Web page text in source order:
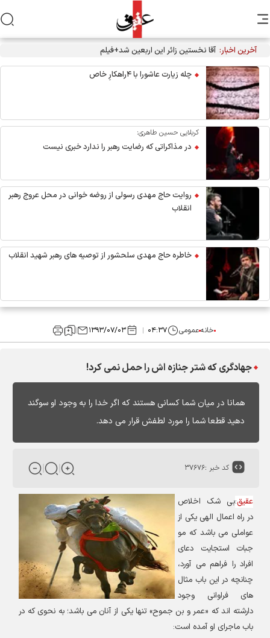
آخرین اخبار: آقا نخستین زائر این اربعین شد+فیلم
چله زیارت عاشورا با ۴راهکارِ خاص
کربلایی حسین طاهری:
در مذاکراتی که رضایت رهبر را ندارد خبری نیست
روایت حاج مهدی رسولی از روضه خوانی در محل عروج رهبر
انقلاب
خاطره حاج مهدی سلحشور از توصیه های رهبر شهید انقلاب
خانهعمومی ۰۴:۳۷ ۱۳۹۳/۰۷/۰۳
جهادگری که شتر جنازه اش را حمل نمی کرد!
همانا در ميان شما كسانى هستند كه اگر خدا را به وجود او سوگند
دهيد قطعا شما را مورد لطفش قرار مى دهد.
کد خبر :۳۷۶۷۶
عقیق:بی شک اخلاص
در راه اعمال الهی یکی از
عواملی می باشد که مو
جبات استجایت دعای
افراد را فراهم می آورد،
چنانچه در این باب مثال
های فراوانی وجود
دارشته اند که «عمر و بن جموح» تنها یکی از آنان می باشد؛ به نحوی که در
باب ماجرای او آمده است: